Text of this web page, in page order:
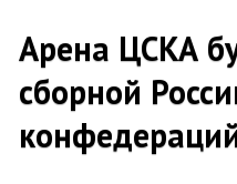
Арена ЦСКА
сборной